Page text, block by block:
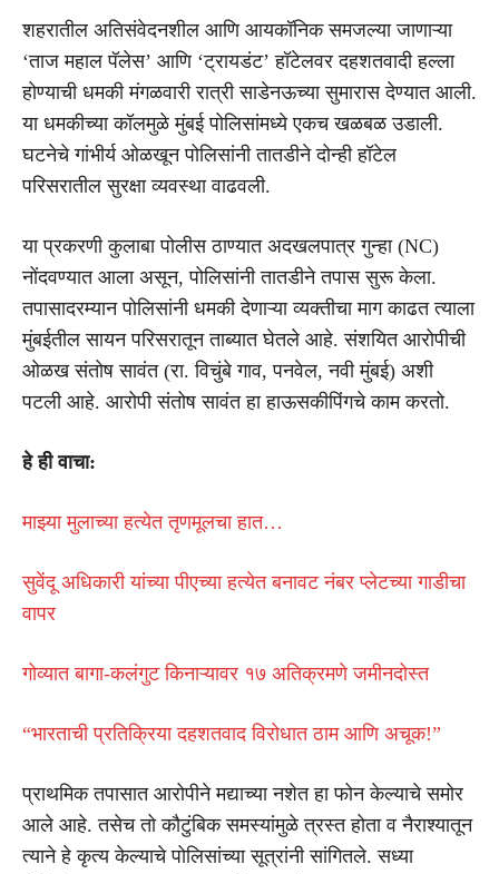
शहरातील अतिसंवेदनशील आणि आयकॉनिक समजल्या जाणाऱ्या
‘ताज महाल पॅलेस’ आणि ‘ट्रायडंट’ हॉटेलवर दहशतवादी हल्ला
होण्याची धमकी मंगळवारी रात्री साडेनऊच्या सुमारास देण्यात आली.
या धमकीच्या कॉलमुळे मुंबई पोलिसांमध्ये एकच खळबळ उडाली.
घटनेचे गांभीर्य ओळखून पोलिसांनी तातडीने दोन्ही हॉटेल
परिसरातील सुरक्षा व्यवस्था वाढवली.
या प्रकरणी कुलाबा पोलीस ठाण्यात अदखलपात्र गुन्हा (NC)
नोंदवण्यात आला असून, पोलिसांनी तातडीने तपास सुरू केला.
तपासादरम्यान पोलिसांनी धमकी देणाऱ्या व्यक्तीचा माग काढत त्याला
मुंबईतील सायन परिसरातून ताब्यात घेतले आहे. संशयित आरोपीची
ओळख संतोष सावंत (रा. विचुंबे गाव, पनवेल, नवी मुंबई) अशी
पटली आहे. आरोपी संतोष सावंत हा हाऊसकीपिंगचे काम करतो.
हे ही वाचा:
माझ्या मुलाच्या हत्येत तृणमूलचा हात…
सुवेंदू अधिकारी यांच्या पीएच्या हत्येत बनावट नंबर प्लेटच्या गाडीचा
वापर
गोव्यात बागा-कलंगुट किनाऱ्यावर १७ अतिक्रमणे जमीनदोस्त
“भारताची प्रतिक्रिया दहशतवाद विरोधात ठाम आणि अचूक!”
प्राथमिक तपासात आरोपीने मद्याच्या नशेत हा फोन केल्याचे समोर
आले आहे. तसेच तो कौटुंबिक समस्यांमुळे त्रस्त होता व नैराश्यातून
त्याने हे कृत्य केल्याचे पोलिसांच्या सूत्रांनी सांगितले. सध्या